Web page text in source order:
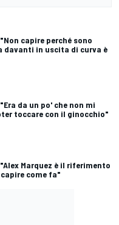
capire perché sono
davanti in uscita di curva è
da un po' che non mi
toccare con il ginocchio"
Marquez è il riferimento
come fa"